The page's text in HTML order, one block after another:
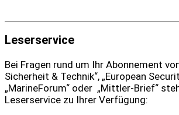
Leserservice
Bei Fragen rund um Ihr Abonnement
Sicherheit & Technik“, „European
„MarineForum“ oder „Mittler-Brief“
Leserservice zu Ihrer Verfügung: